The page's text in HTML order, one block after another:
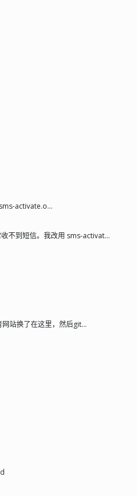
activate.o...
不到短信。我改用 sms-activat...
站换了在这里，然后git...